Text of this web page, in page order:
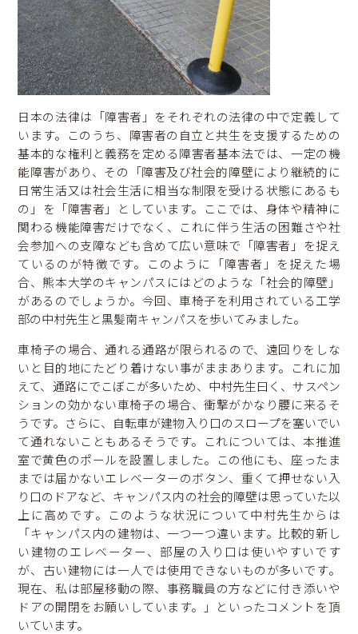
日本の法律は「障害者」をそれぞれの法律の中で定義して
います。このうち、障害者の自立と共生を支援するための
基本的な権利と義務を定める障害者基本法では、一定の機
能障害があり、その「障害及び社会的障壁により継続的に
日常生活又は社会生活に相当な制限を受ける状態にあるも
の」を「障害者」としています。ここでは、身体や精神に
関わる機能障害だけでなく、これに伴う生活の困難さや社
会参加への支障なども含めて広い意味で「障害者」を捉え
ているのが特徴です。このように「障害者」を捉えた場
合、熊本大学のキャンパスにはどのような「社会的障壁」
があるのでしょうか。今回、車椅子を利用されている工学
部の中村先生と黒髪南キャンパスを歩いてみました。
車椅子の場合、通れる通路が限られるので、遠回りをしな
いと目的地にたどり着けない事がままあります。これに加
えて、通路にでこぼこが多いため、中村先生曰く、サスペン
ションの効かない車椅子の場合、衝撃がかなり腰に来るそ
うです。さらに、自転車が建物入り口のスロープを塞いでい
て通れないこともあるそうです。これについては、本推進
室で黄色のポールを設置しました。この他にも、座ったま
までは届かないエレベーターのボタン、重くて押せない入
り口のドアなど、キャンパス内の社会的障壁は思っていた以
上に高めです。このような状況について中村先生からは
「キャンパス内の建物は、一つ一つ違います。比較的新し
い建物のエレベーター、部屋の入り口は使いやすいです
が、古い建物には一人では使用できないものが多いです。
現在、私は部屋移動の際、事務職員の方などに付き添いや
ドアの開閉をお願いしています。」といったコメントを頂
いています。